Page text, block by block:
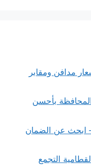
مدافن ومقابر
بأحسن
ابحث عن الضمان
التجمع